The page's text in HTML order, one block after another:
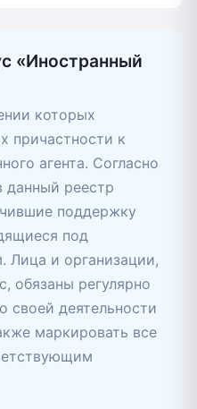
«Иностранный
которых
причастности к
агента. Согласно
данный реестр
поддержку
под
Лица и организации,
обязаны регулярно
своей деятельности
маркировать все